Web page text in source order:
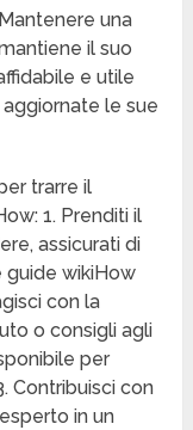
una
il suo
e utile
le sue
trarre il
1. Prenditi il
assicurati di
wikiHow
con la
o consigli agli
per
Contribuisci con
in un